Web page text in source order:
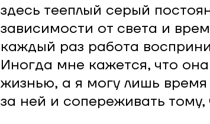
здесь тееплый серый
зависимости от света и
каждый раз работа
Иногда мне кажется, что
жизнью, а я могу лишь
за ней и сопереживать тому,